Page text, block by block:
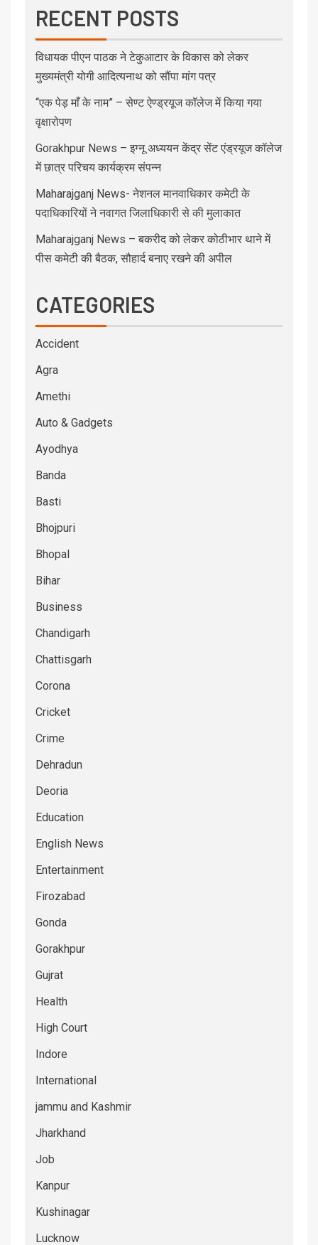
RECENT POSTS
विधायक पीएन पाठक ने टेकुआटार के विकास को लेकर
मुख्यमंत्री योगी आदित्यनाथ को सौंपा मांग पत्र
“एक पेड़ माँ के नाम” – सेण्ट ऐण्ड्रयूज कॉलेज में किया गया
वृक्षारोपण
Gorakhpur News – इग्नू अध्ययन केंद्र सेंट एंड्रयूज कॉलेज
में छात्र परिचय कार्यक्रम संपन्न
Maharajganj News- नेशनल मानवाधिकार कमेटी के
पदाधिकारियों ने नवागत जिलाधिकारी से की मुलाकात
Maharajganj News – बकरीद को लेकर कोठीभार थाने में
पीस कमेटी की बैठक, सौहार्द बनाए रखने की अपील
CATEGORIES
Accident
Agra
Amethi
Auto & Gadgets
Ayodhya
Banda
Basti
Bhojpuri
Bhopal
Bihar
Business
Chandigarh
Chattisgarh
Corona
Cricket
Crime
Dehradun
Deoria
Education
English News
Entertainment
Firozabad
Gonda
Gorakhpur
Gujrat
Health
High Court
Indore
International
jammu and Kashmir
Jharkhand
Job
Kanpur
Kushinagar
Lucknow